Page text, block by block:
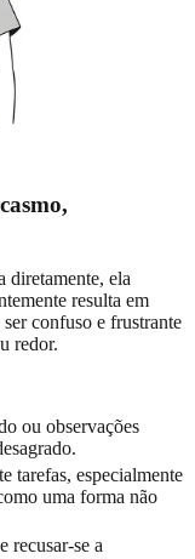
diretamente, ela
resulta em
confuso e frustrante
redor.
ou observações
tarefas, especialmente
uma forma não
recusar-se a